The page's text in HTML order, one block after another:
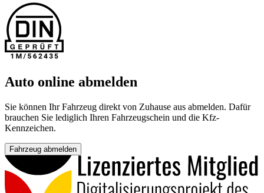
Auto online abmelden
Sie können Ihr Fahrzeug direkt von Zuhause aus abmelden. Dafür
brauchen Sie lediglich Ihren Fahrzeugschein und die Kfz-
Kennzeichen.
Fahrzeug abmelden